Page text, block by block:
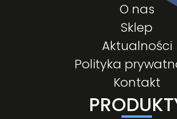
O nas
Sklep
Aktualności
Polityka
Kontakt